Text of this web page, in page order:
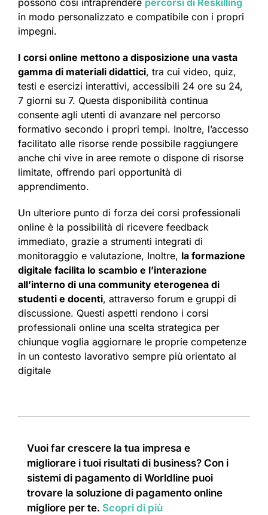
possono così intraprendere percorsi di Reskilling
in modo personalizzato e compatibile con i propri
impegni.
I corsi online mettono a disposizione una vasta
gamma di materiali didattici, tra cui video, quiz,
testi e esercizi interattivi, accessibili 24 ore su 24,
7 giorni su 7. Questa disponibilità continua
consente agli utenti di avanzare nel percorso
formativo secondo i propri tempi. Inoltre, l’accesso
facilitato alle risorse rende possibile raggiungere
anche chi vive in aree remote o dispone di risorse
limitate, offrendo pari opportunità di
apprendimento.
Un ulteriore punto di forza dei corsi professionali
online è la possibilità di ricevere feedback
immediato, grazie a strumenti integrati di
monitoraggio e valutazione, Inoltre, la formazione
digitale facilita lo scambio e l’interazione
all’interno di una community eterogenea di
studenti e docenti, attraverso forum e gruppi di
discussione. Questi aspetti rendono i corsi
professionali online una scelta strategica per
chiunque voglia aggiornare le proprie competenze
in un contesto lavorativo sempre più orientato al
digitale
Vuoi far crescere la tua impresa e
migliorare i tuoi risultati di business? Con i
sistemi di pagamento di Worldline puoi
trovare la soluzione di pagamento online
migliore per te. Scopri di più